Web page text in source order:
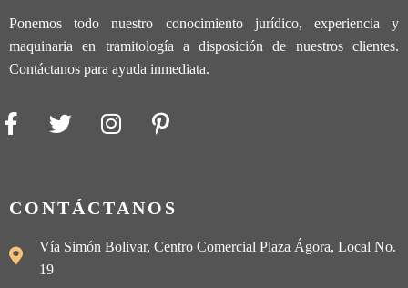
Ponemos todo nuestro conocimiento jurídico, experiencia y
maquinaria en tramitología a disposición de nuestros clientes.
Contáctanos para ayuda inmediata.
CONTÁCTANOS
Vía Simón Bolivar, Centro Comercial Plaza Ágora, Local No.
19